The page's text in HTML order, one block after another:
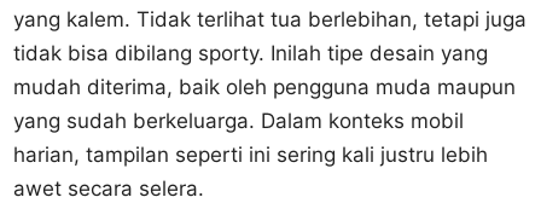
yang kalem. Tidak terlihat tua berlebihan, tetapi juga
tidak bisa dibilang sporty. Inilah tipe desain yang
mudah diterima, baik oleh pengguna muda maupun
yang sudah berkeluarga. Dalam konteks mobil
harian, tampilan seperti ini sering kali justru lebih
awet secara selera.